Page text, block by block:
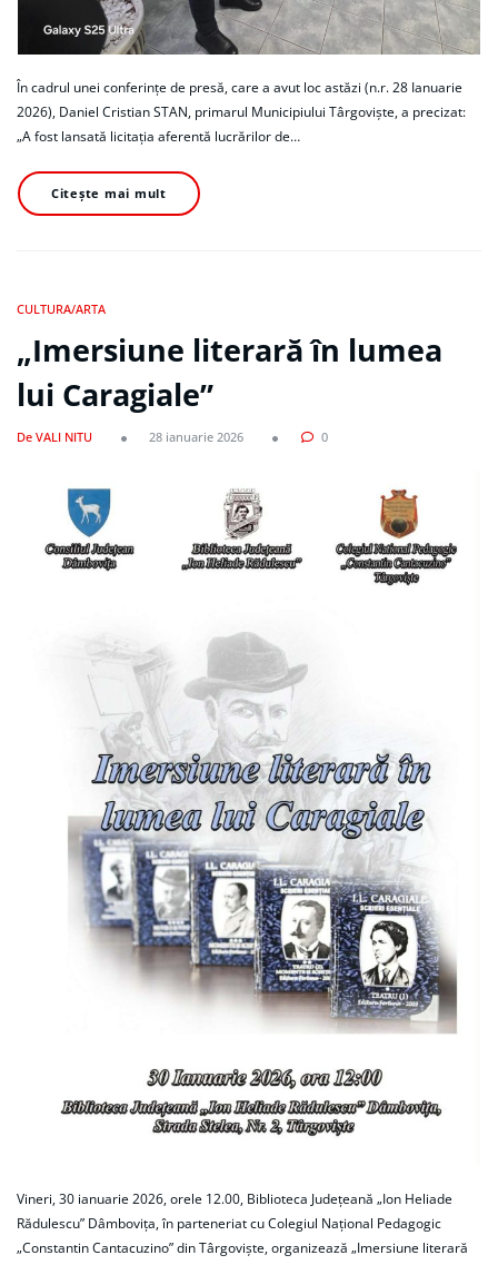
În cadrul unei conferințe de presă, care a avut loc astăzi (n.r. 28 Ianuarie
2026), Daniel Cristian STAN, primarul Municipiului Târgoviște, a precizat:
„A fost lansată licitația aferentă lucrărilor de…
Citește mai mult
CULTURA/ARTA
„Imersiune literară în lumea
lui Caragiale”
De VALI NITU 28 ianuarie 2026 0
Vineri, 30 ianuarie 2026, orele 12.00, Biblioteca Judeţeană „Ion Heliade
Rădulescu” Dâmboviţa, în parteneriat cu Colegiul Naţional Pedagogic
„Constantin Cantacuzino” din Târgovişte, organizează „Imersiune literară